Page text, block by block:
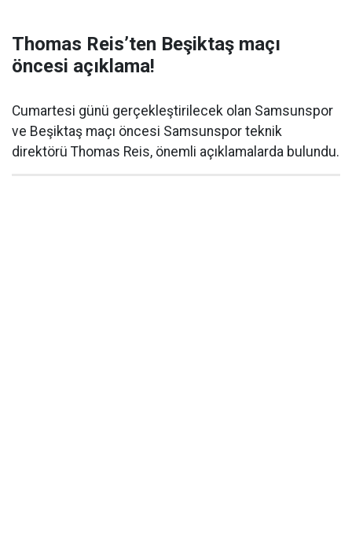
Thomas Reis’ten Beşiktaş maçı
öncesi açıklama!
Cumartesi günü gerçekleştirilecek olan Samsunspor
ve Beşiktaş maçı öncesi Samsunspor teknik
direktörü Thomas Reis, önemli açıklamalarda bulundu.